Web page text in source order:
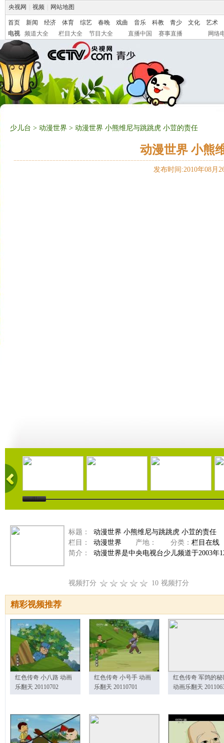
央视网 视频 网站地图
首页 新闻 经济 体育 综艺 春晚 戏曲 音乐 科教 青少 文化
艺术
电视
频道大全 栏目大全 节目大全 直播中国 赛事直播 网络
少儿台 > 动漫世界 > 动漫世界 小熊维尼与跳跳虎 小荳的责任
动漫世界 小熊
发布时间:2010年08月
11:10 10:17 09:13
标题：
动漫世界 小熊维尼与跳跳虎 小荳的责任
栏目：
动漫世界 产地： 分类： 栏目在线
简介：
动漫世界是中央电视台少儿频道于2003年
视频打分 10 视频打分
精彩视频推荐
红色传奇 小八路 动画
乐翻天 20110702
红色传奇 小号手 动画
乐翻天 20110701
红色传奇 军鸽的秘
动画乐翻天